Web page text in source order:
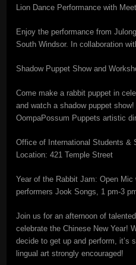
Lion Dance Performance with
Enjoy the performance from
South Windsor. In collaboration
Shadow Puppet Show and
Come make a rabbit puppet in
and watch a shadow puppet
OompaPossum Puppets artistic
Office of International Students &
Location: 421 Temple Street
Year of the Rabbit Jam: Open Mic
performers Jook Songs, 1 pm-3
Join us for an afternoon of
celebrate the Chinese New Year!
decide to get up and perform, it’s
lingual art strongly encouraged!